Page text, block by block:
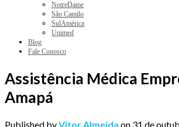
NotreDame
São Camilo
SulAmérica
Unimed
Blog
Fale Conosco
Assistência Médica
Amapá
Published byVitor Almeida on 31 de